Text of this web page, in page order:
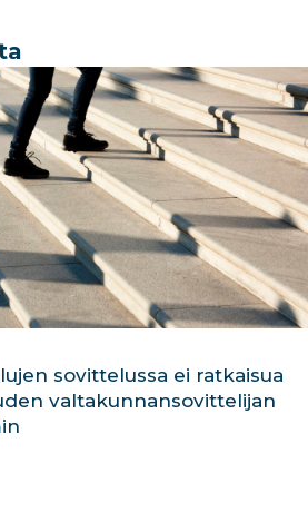
ra
m
dI
n
sovittelussa ei ratkaisua
valtakunnansovittelijan